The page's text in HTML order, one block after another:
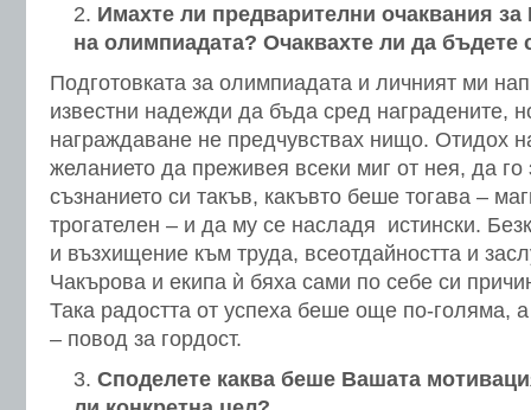
Имахте ли предварителни очаквания
на олимпиадата? Очаквахте ли да бъдете
Подготовката за олимпиадата и личният ми
известни надежди да бъда сред наградените,
награждаване не предчувствах нищо. Отидох
желанието да преживея всеки миг от нея, да го
съзнанието си такъв, какъвто беше тогава –
трогателен – и да му се насладя истински.
и възхищение към труда, всеотдайността и
Чакърова и екипа ѝ бяха сами по себе си
Така радостта от успеха беше още по-голяма, а
– повод за гордост.
Споделете каква беше Вашата